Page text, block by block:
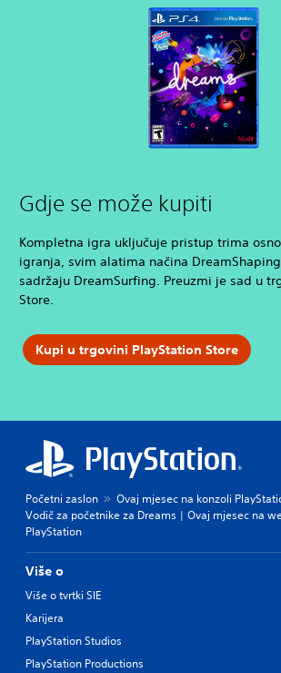
Gdje se može kupiti
Kompletna igra uključuje pristup trima
igranja, svim alatima načina
sadržaju DreamSurfing. Preuzmi je sad u
Store.
Kupi u trgovini PlayStation Store
Početni zaslon
Ovaj mjesec na konzoli
Vodič za početnike za Dreams | Ovaj mjesec na
PlayStation
Više o
Više o tvrtki SIE
Karijera
PlayStation Studios
PlayStation Productions